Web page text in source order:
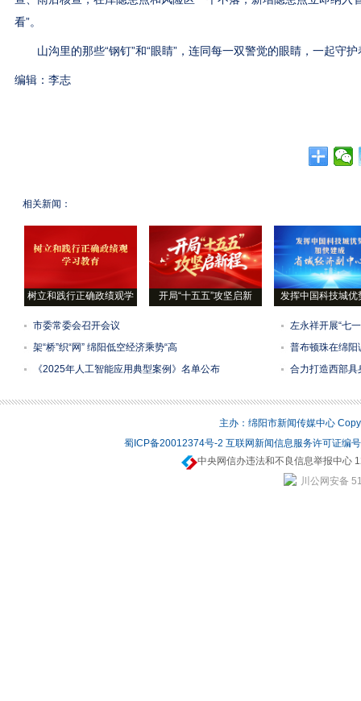
看”。
山沟里的那些“钢钉”和“眼睛”，连同每一双警觉的眼睛，一起守护
编辑：李志
相关新闻：
树立和践行正确政绩观学 开局“十五五”攻坚启新 发挥中国科技城优
市委常委会召开会议
左永祥开展“七
架“桥”织“网” 绵阳低空经济乘势“高
普布顿珠在绵阳
《2025年人工智能应用典型案例》名单公布
合力打造西部具
主办：绵阳市新闻传媒中心
蜀ICP备20012374号-2 互联网新闻信息服务许可证编
中央网信办违法和不良信息举报中心
川公网安备